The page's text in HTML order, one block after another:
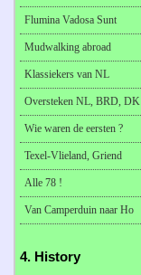
Flumina Vadosa Sunt
Mudwalking abroad
Klassiekers van NL
Oversteken NL, BRD, DK
Wie waren de eersten ?
Texel-Vlieland, Griend
Alle 78 !
Van Camperduin naar Ho
4. History